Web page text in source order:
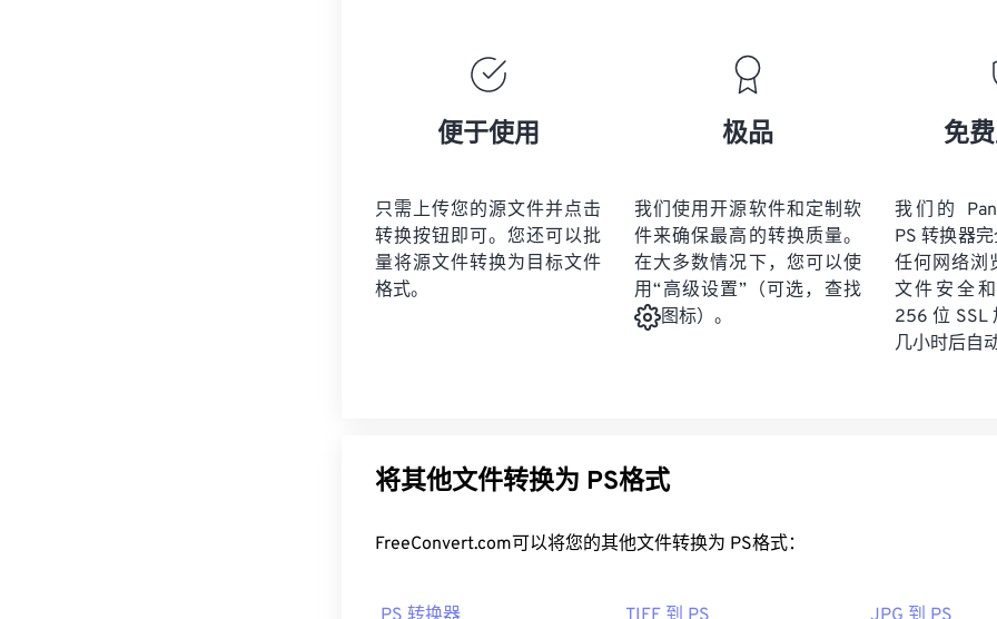
便于使用
只需上传您的源文件并点击
转换按钮即可。您还可以批
量将源文件转换为目标文件
格式。
极品
我们使用开源软件和定制软
件来确保最高的转换质量。
在大多数情况下，您可以使
用“高级设置”（可选，查找
图标）。
免
我们的
PS 转换器
任何网络浏
文件安全
256 位 SSL
几小时后自
将其他文件转换为 PS格式
FreeConvert.com可以将您的其他文件转换为 PS格式：